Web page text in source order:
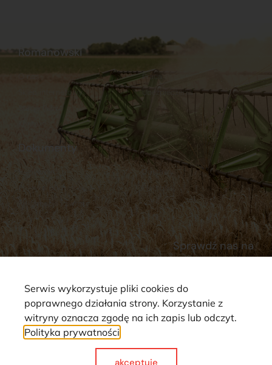
Dokumenty
Regulamin
Polityka prywatności
Reklamacje i zwroty
Dostawy
Płatności
Romanowski
Sklep internetowy
Praca
Ubezpieczenia
Sprawdź nas na
Strona wykorzystuje pliki cookie. Wszystkie prawa zastrzeżone ©
Serwis wykorzystuje pliki cookies do
poprawnego działania strony. Korzystanie z
witryny oznacza zgodę na ich zapis lub odczyt.
Polityka prywatności
akceptuje